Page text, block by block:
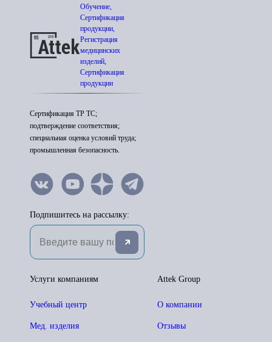
Обучение,
Сертификация
продукции,
Регистрация
медицинских
изделий,
Сертификация
продукции
Сертификация ТР ТС;
подтверждение соответствия;
специальная оценка условий труда;
промышленная безопасность.
Подпишитесь на рассылку:
Attek Group
О компании
Отзывы
Услуги компаниям
Учебный центр
Мед. изделия